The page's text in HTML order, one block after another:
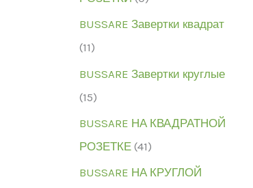
BUSSARE Завертки квадрат
(11)
BUSSARE Завертки круглые
(15)
BUSSARE НА КВАДРАТНОЙ
РОЗЕТКЕ (41)
BUSSARE НА КРУГЛОЙ